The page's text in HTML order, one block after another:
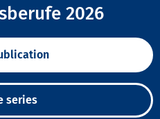
2026
series